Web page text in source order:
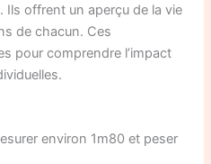
Ils offrent un aperçu de la vie
de chacun. Ces
pour comprendre l’impact
environ 1m80 et peser